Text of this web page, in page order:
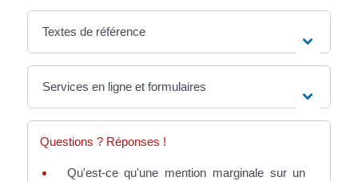
Textes de référence
Services en ligne et formulaires
Questions ? Réponses !
Qu'est-ce qu'une mention marginale sur un